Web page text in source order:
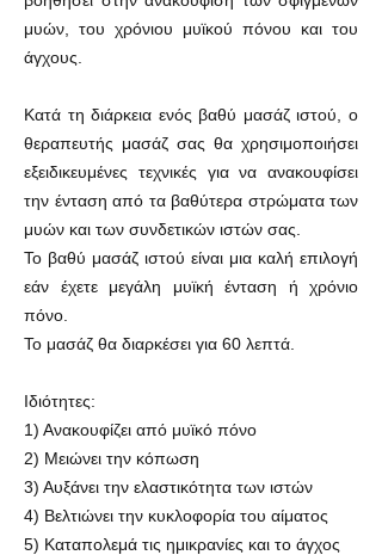
μυών, του χρόνιου μυϊκού πόνου και του
άγχους.
Κατά τη διάρκεια ενός βαθύ μασάζ ιστού, ο
θεραπευτής μασάζ σας θα χρησιμοποιήσει
εξειδικευμένες τεχνικές για να ανακουφίσει
την ένταση από τα βαθύτερα στρώματα των
μυών και των συνδετικών ιστών σας.
Το βαθύ μασάζ ιστού είναι μια καλή επιλογή
εάν έχετε μεγάλη μυϊκή ένταση ή χρόνιο
πόνο.
Το μασάζ θα διαρκέσει για 60 λεπτά.
Ιδιότητες:
1) Ανακουφίζει από μυϊκό πόνο
2) Μειώνει την κόπωση
3) Αυξάνει την ελαστικότητα των ιστών
4) Βελτιώνει την κυκλοφορία του αίματος
5) Καταπολεμά τις ημικρανίες και το άγχος